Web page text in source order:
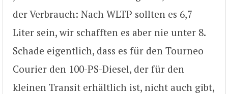
der Verbrauch: Nach WLTP sollten es 6,7
Liter sein, wir schafften es aber nie unter 8.
Schade eigentlich, dass es für den Tourneo
Courier den 100-PS-Diesel, der für den
kleinen Transit erhältlich ist, nicht auch gibt,